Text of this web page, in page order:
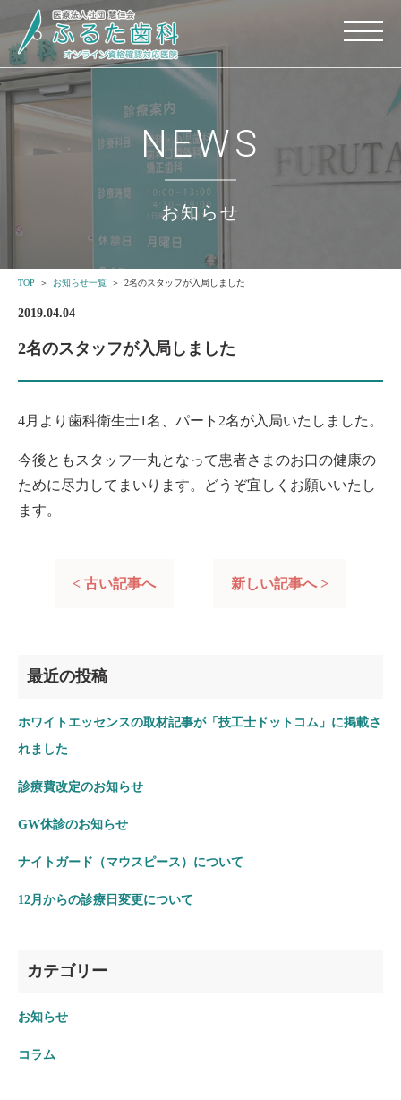
NEWS
お知らせ
TOP お知らせ一覧 2名のスタッフが入局しました
2019.04.04
2名のスタッフが入局しました
4月より歯科衛生士1名、パート2名が入局いたしました。
今後ともスタッフ一丸となって患者さまのお口の健康の
ために尽力してまいります。どうぞ宜しくお願いいたし
ます。
< 古い記事へ 新しい記事へ >
最近の投稿
ホワイトエッセンスの取材記事が「技工士ドットコム」に掲載さ
れました
診療費改定のお知らせ
GW休診のお知らせ
ナイトガード（マウスピース）について
12月からの診療日変更について
カテゴリー
お知らせ
コラム